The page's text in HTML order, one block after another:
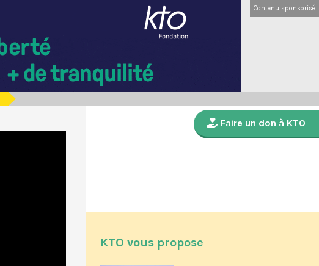
Contenu sponsorisé
Faire un don à KTO
KTO vous propose